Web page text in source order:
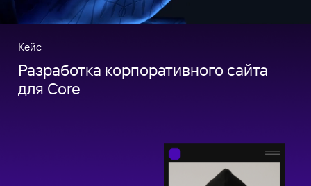
Кейс
Разработка корпоративного сайта
для Core